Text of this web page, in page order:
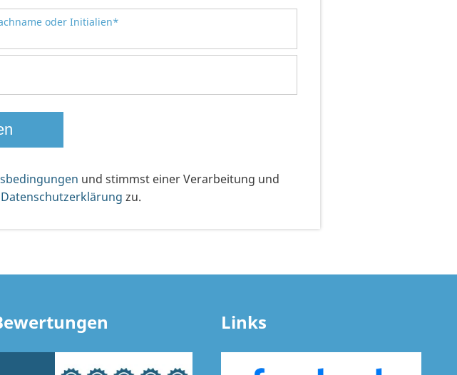
oder Initialien*
und stimmst einer Verarbeitung und
Datenschutzerklärung zu.
Links